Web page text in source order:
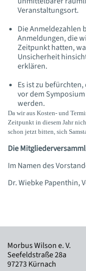
Veranstaltungsort.
Die Anmeldezahlen
Anmeldungen, die
Zeitpunkt hatten,
Unsicherheit
erklären.
Es ist zu
vor dem
werden.
Da wir aus Kosten- und
Zeitpunkt in diesem Jahr
schon jetzt bitten, sich
Die
Im Namen des
Dr. Wiebke Papenthin,
Morbus Wilson e. V.
Seefeldstraße 28a
97273 Kürnach